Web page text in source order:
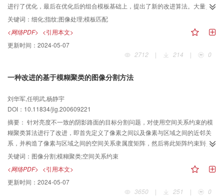
进行了优化，最后在优化后的组合模板基础上，提出了新的改进算法。大量实
验表明，该新算法不但同时具有以往算法的优点，而且细化速度比以往算法提
关键词： 细化;指纹;图像处理;模板匹配
<网络PDF> <引用本文>
更新时间： 2024-05-07
2712
| 214 | 0
一种改进的基于模糊聚类的图像分割方法
刘华军,任明武,杨静宇
DOI：10.11834/jig.200609221
摘要： 针对亮度不一致的阴影路面的目标分割问题，对使用空间关系约束的模
糊聚类算法进行了改进，即首先定义了像素之间以及像素与区域之间的近邻关
系，并构造了像素与区域之间的空间关系隶属度矩阵，然后将此矩阵约束到传
统的模糊C-均值聚类算法的隶属度矩阵中，最终形成了基于空间关系约束的模
糊聚类算法。该算法只需设置很少的参数即可自动完成聚类。该算法在受光照
影响导致目标亮度不一致的林荫道道路图像中进行了实验。实验结果表明，该
算法对机器人导航中阴影路面的一致性分割方面具有良好的效果。
关键词： 图像分割;模糊聚类;空间关系约束
<网络PDF> <引用本文>
更新时间： 2024-05-07
3650
| 251 | 0